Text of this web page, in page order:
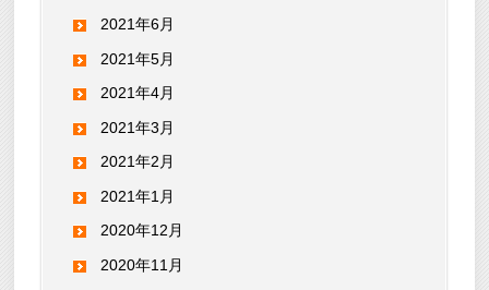
2021年6月
2021年5月
2021年4月
2021年3月
2021年2月
2021年1月
2020年12月
2020年11月